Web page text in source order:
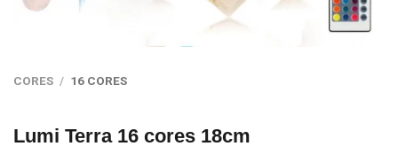
CORES / 16 CORES
Lumi Terra 16 cores 18cm